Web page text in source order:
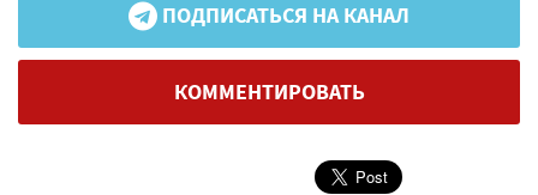
ПОДПИСАТЬСЯ НА КАНАЛ
КОММЕНТИРОВАТЬ